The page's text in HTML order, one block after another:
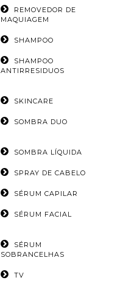
REMOVEDOR DE
MAQUIAGEM
SHAMPOO
SHAMPOO
ANTIRRESIDUOS
SKINCARE
SOMBRA DUO
SOMBRA LÍQUIDA
SPRAY DE CABELO
SÉRUM CAPILAR
SÉRUM FACIAL
SÉRUM
SOBRANCELHAS
TV